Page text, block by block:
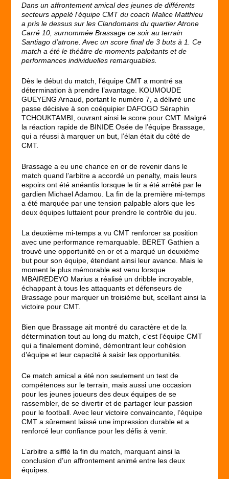
Dans un affrontement amical des jeunes de différents
secteurs appelé l’équipe CMT du coach Malice Matthieu
a pris le dessus sur les Clandomans du quartier Atrone
Carré 10, surnommée Brassage ce soir au terrain
Santiago d’atrone. Avec un score final de 3 buts à 1. Ce
match a été le théâtre de moments palpitants et de
performances individuelles remarquables.
Dès le début du match, l’équipe CMT a montré sa
détermination à prendre l’avantage. KOUMOUDE
GUEYENG Arnaud, portant le numéro 7, a délivré une
passe décisive à son coéquipier DAFOGO Séraphin
TCHOUKTAMBI, ouvrant ainsi le score pour CMT. Malgré
la réaction rapide de BINIDE Osée de l’équipe Brassage,
qui a réussi à marquer un but, l’élan était du côté de
CMT.
Brassage a eu une chance en or de revenir dans le
match quand l’arbitre a accordé un penalty, mais leurs
espoirs ont été anéantis lorsque le tir a été arrêté par le
gardien Michael Adamou. La fin de la première mi-temps
a été marquée par une tension palpable alors que les
deux équipes luttaient pour prendre le contrôle du jeu.
La deuxième mi-temps a vu CMT renforcer sa position
avec une performance remarquable. BERET Gathien a
trouvé une opportunité en or et a marqué un deuxième
but pour son équipe, étendant ainsi leur avance. Mais le
moment le plus mémorable est venu lorsque
MBAIREDEYO Marius a réalisé un dribble incroyable,
échappant à tous les attaquants et défenseurs de
Brassage pour marquer un troisième but, scellant ainsi la
victoire pour CMT.
Bien que Brassage ait montré du caractère et de la
détermination tout au long du match, c’est l’équipe CMT
qui a finalement dominé, démontrant leur cohésion
d’équipe et leur capacité à saisir les opportunités.
Ce match amical a été non seulement un test de
compétences sur le terrain, mais aussi une occasion
pour les jeunes joueurs des deux équipes de se
rassembler, de se divertir et de partager leur passion
pour le football. Avec leur victoire convaincante, l’équipe
CMT a sûrement laissé une impression durable et a
renforcé leur confiance pour les défis à venir.
L’arbitre a sifflé la fin du match, marquant ainsi la
conclusion d’un affrontement animé entre les deux
équipes.